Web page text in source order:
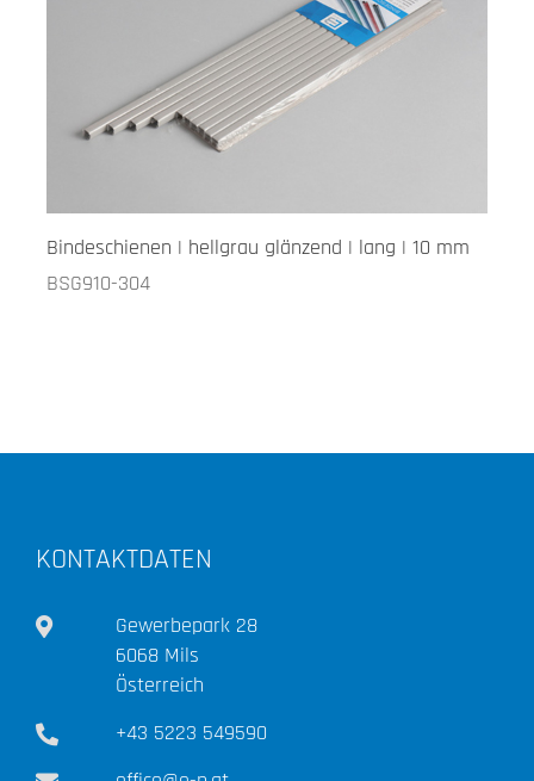
Bindeschienen | hellgrau glänzend | lang | 10 mm
BSG910-304
KONTAKTDATEN
Gewerbepark 28
6068 Mils
Österreich
+43 5223 549590